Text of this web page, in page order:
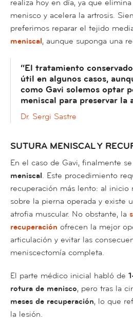
realiza hoy en día, ya que
menisco y acelera la artrosis.
preferimos reparar el tejido
meniscal, aunque suponga una
“El tratamiento
útil en algunos casos,
como Gavi solemos optar
meniscal para preservar la
Dr. Sergi Sastre
SUTURA MENISCAL Y
En el caso de Gavi, finalmente
meniscal. Este procedimiento
recuperación más lento: al inicio
sobre la pierna operada y existe
atrofia muscular. No obstante, la
recuperación ofrecen la mejor
articulación y evitar las
meniscectomía completa.
El parte médico inicial habló de
rotura de menisco, pero tras la
meses de recuperación, lo que
la lesión.